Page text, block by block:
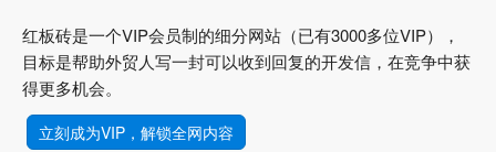
红板砖是一个VIP会员制的细分网站（已有3000多位VIP），
目标是帮助外贸人写一封可以收到回复的开发信，在竞争中获
得更多机会。
立刻成为VIP，解锁全网内容